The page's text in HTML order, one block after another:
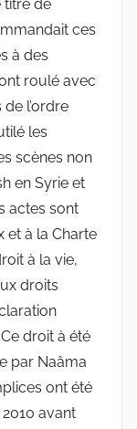
titre de
ces
à des
roulé avec
l’ordre
les
scènes non
en Syrie et
actes sont
et à la Charte
à la vie,
droits
droit à été
par Naâma
ont été
avant